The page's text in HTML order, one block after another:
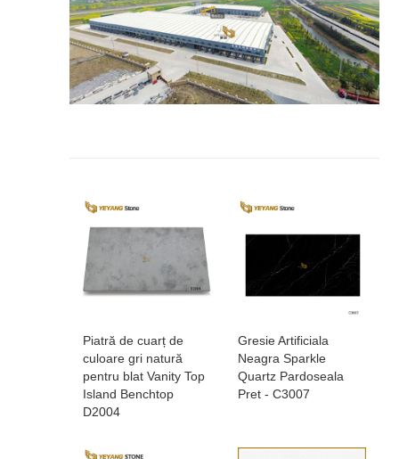
Piatră de cuarț de
culoare gri natură
pentru blat Vanity Top
Island Benchtop
D2004
Gresie Artificiala
Neagra Sparkle
Quartz Pardoseala
Pret - C3007